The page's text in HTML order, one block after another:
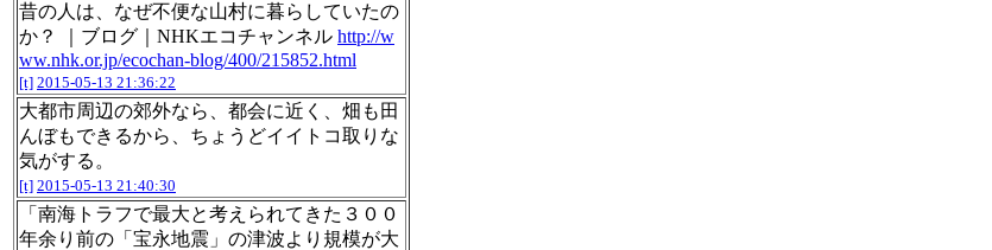
昔の人は、なぜ不便な山村に暮らしていたの
か？ ｜ブログ｜NHKエコチャンネル http://w
ww.nhk.or.jp/ecochan-blog/400/215852.html
[t] 2015-05-13 21:36:22
大都市周辺の郊外なら、都会に近く、畑も田
んぼもできるから、ちょうどイイトコ取りな
気がする。
[t] 2015-05-13 21:40:30
「南海トラフで最大と考えられてきた３００
年余り前の「宝永地震」の津波より規模が大